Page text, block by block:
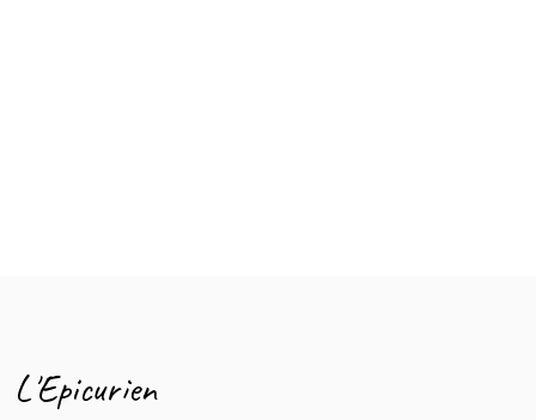
L'Epicurien